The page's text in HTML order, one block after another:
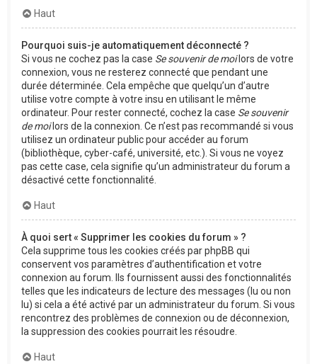
Haut
Pourquoi suis-je automatiquement déconnecté ?
Si vous ne cochez pas la case Se souvenir de moilors de votre
connexion, vous ne resterez connecté que pendant une
durée déterminée. Cela empêche que quelqu’un d’autre
utilise votre compte à votre insu en utilisant le même
ordinateur. Pour rester connecté, cochez la case Se souvenir
de moilors de la connexion. Ce n’est pas recommandé si vous
utilisez un ordinateur public pour accéder au forum
(bibliothèque, cyber-café, université, etc.). Si vous ne voyez
pas cette case, cela signifie qu’un administrateur du forum a
désactivé cette fonctionnalité.
Haut
À quoi sert « Supprimer les cookies du forum » ?
Cela supprime tous les cookies créés par phpBB qui
conservent vos paramètres d’authentification et votre
connexion au forum. Ils fournissent aussi des fonctionnalités
telles que les indicateurs de lecture des messages (lu ou non
lu) si cela a été activé par un administrateur du forum. Si vous
rencontrez des problèmes de connexion ou de déconnexion,
la suppression des cookies pourrait les résoudre.
Haut